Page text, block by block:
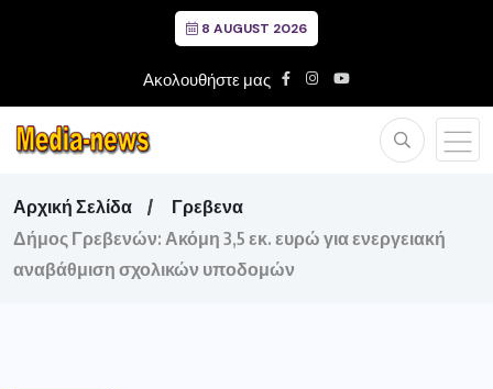
8 AUGUST 2026
Ακολουθήστε μας
Αρχική Σελίδα
Γρεβενα
Δήμος Γρεβενών: Ακόμη 3,5 εκ. ευρώ για ενεργειακή
αναβάθμιση σχολικών υποδομών